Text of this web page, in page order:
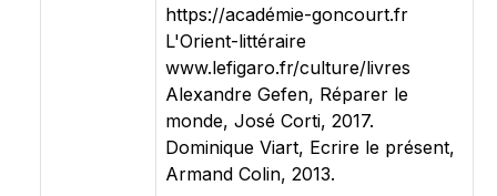
https://académie-goncourt.fr
L'Orient-littéraire
www.lefigaro.fr/culture/livres
Alexandre Gefen, Réparer le
monde, José Corti, 2017.
Dominique Viart, Ecrire le présent,
Armand Colin, 2013.